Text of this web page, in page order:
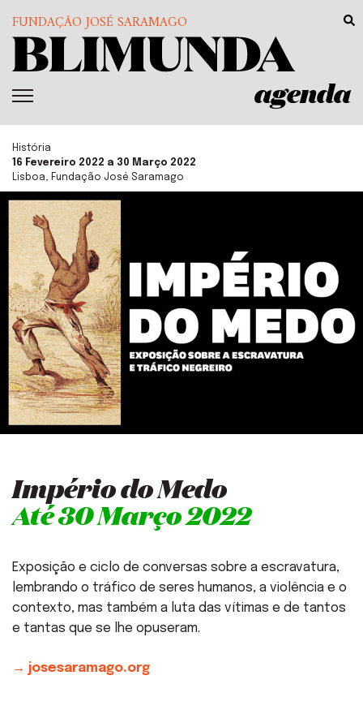
FUNDAÇÃO JOSÉ SARAMAGO
agenda
História
16 Fevereiro 2022 a 30 Março 2022
Lisboa, Fundação José Saramago
Império do Medo
Até 30 Março 2022
Exposição e ciclo de conversas sobre a escravatura,
lembrando o tráfico de seres humanos, a violência e o
contexto, mas também a luta das vítimas e de tantos
e tantas que se lhe opuseram.
→ josesaramago.org